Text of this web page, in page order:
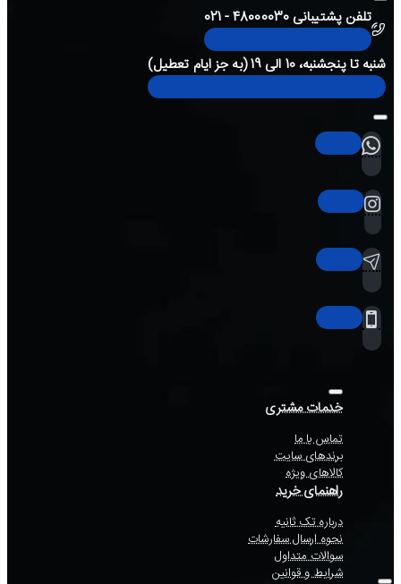
تلفن پشتیبانی 48000030 - 021
شنبه تا پنجشنبه، 10 الی 19 (به جز ایام تعطیل)
خدمات مشتری
تماس با ما
برندهای سایت
کالاهای ویژه
راهنمای خرید
درباره تک ثانیه
نحوه ارسال سفارشات
سوالات متداول
شرایط و قوانین